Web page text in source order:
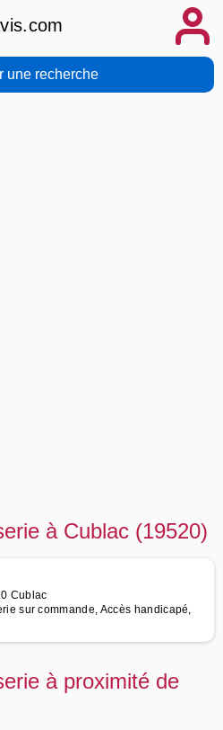
une recherche
à Cublac (19520)
Cublac
sur commande, Accès handicapé,
à proximité de